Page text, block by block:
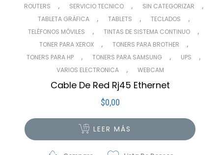
ROUTERS , SERVICIO TECNICO , SIN CATEGORIZAR ,
TABLETA GRÁFICA , TABLETS , TECLADOS ,
TELÉFONOS MÓVILES , TINTAS DE SISTEMA CONTINUO ,
TONER PARA XEROX , TONERS PARA BROTHER ,
TONERS PARA HP , TONERS PARA SAMSUNG , UPS ,
VARIOS ELECTRONICA , WEBCAM
Cable De Red Rj45 Ethernet
$0,00
LEER MÁS